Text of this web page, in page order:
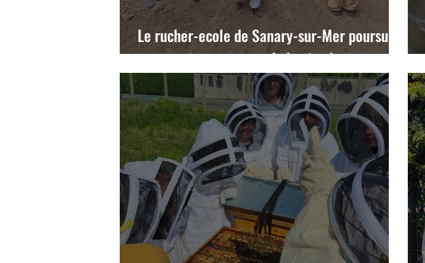
Le rucher-ecole de Sanary-sur-Mer poursuit
son aventure au cœur de la pinede